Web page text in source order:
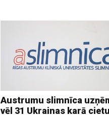
Austrumu slimnīca
vēl 31 Ukrainas karā